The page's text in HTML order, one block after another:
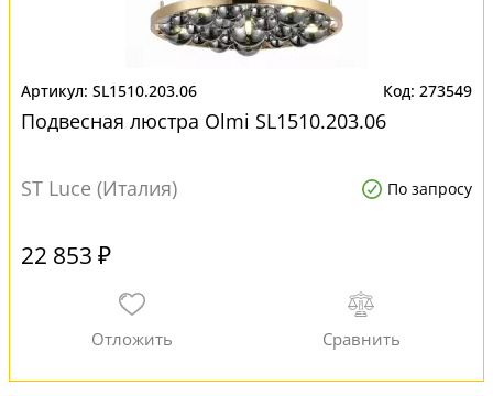
SL1510.203.06 273549
Подвесная люстра Olmi SL1510.203.06
ST Luce (Италия) По запросу
22 853 ₽